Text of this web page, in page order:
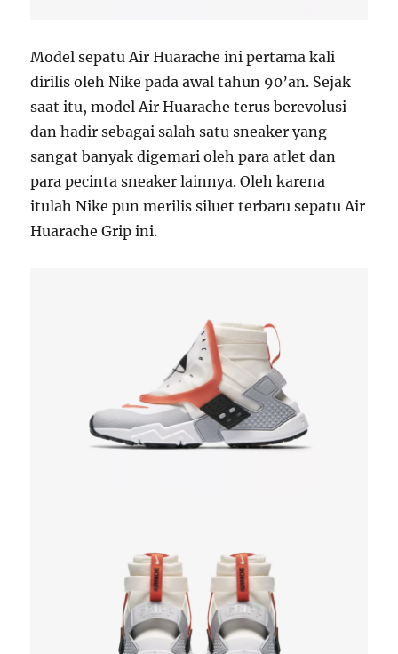
Model sepatu Air Huarache ini pertama kali
dirilis oleh Nike pada awal tahun 90’an. Sejak
saat itu, model Air Huarache terus berevolusi
dan hadir sebagai salah satu sneaker yang
sangat banyak digemari oleh para atlet dan
para pecinta sneaker lainnya. Oleh karena
itulah Nike pun merilis siluet terbaru sepatu Air
Huarache Grip ini.